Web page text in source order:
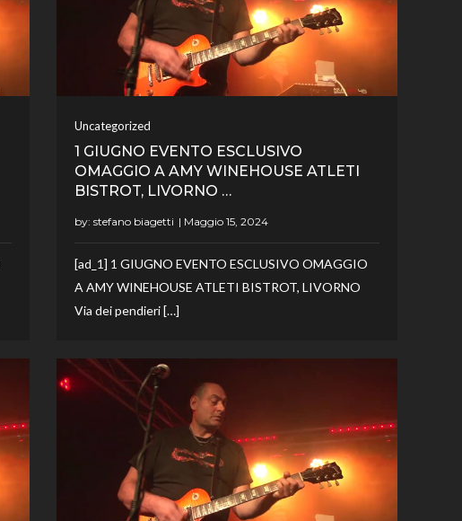
Uncategorized
1 GIUGNO EVENTO ESCLUSIVO
OMAGGIO A AMY WINEHOUSE ATLETI
BISTROT, LIVORNO …
by: stefano biagetti
[ad_1] 1 GIUGNO EVENTO ESCLUSIVO OMAGGIO
A AMY WINEHOUSE ATLETI BISTROT, LIVORNO
Via dei pendieri […]